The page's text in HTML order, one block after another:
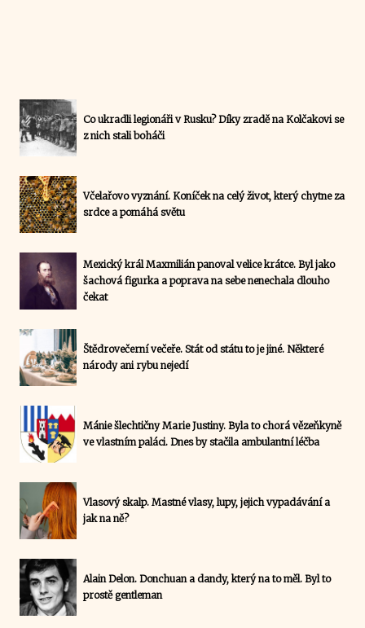
Co ukradli legionáři v Rusku? Díky zradě na Kolčakovi se
z nich stali boháči
Včelařovo vyznání. Koníček na celý život, který chytne za
srdce a pomáhá světu
Mexický král Maxmilián panoval velice krátce. Byl jako
šachová figurka a poprava na sebe nenechala dlouho
čekat
Štědrovečerní večeře. Stát od státu to je jiné. Některé
národy ani rybu nejedí
Mánie šlechtičny Marie Justiny. Byla to chorá vězeňkyně
ve vlastním paláci. Dnes by stačila ambulantní léčba
Vlasový skalp. Mastné vlasy, lupy, jejich vypadávání a
jak na ně?
Alain Delon. Donchuan a dandy, který na to měl. Byl to
prostě gentleman